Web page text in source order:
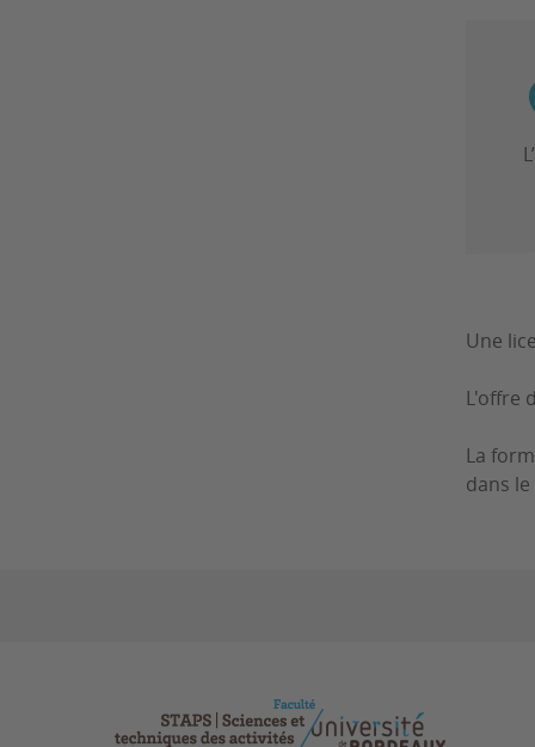
Une
L'offre
La
dans